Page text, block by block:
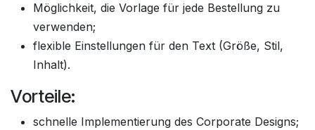
Möglichkeit, die Vorlage für jede Bestellung zu
verwenden;
flexible Einstellungen für den Text (Größe, Stil,
Inhalt).
Vorteile:
schnelle Implementierung des Corporate Designs;